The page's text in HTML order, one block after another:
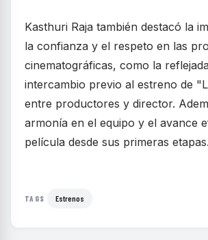
Kasthuri Raja también destacó la
la confianza y el respeto en las
cinematográficas, como la
intercambio previo al estreno de
entre productores y director.
armonía en el equipo y el avance
película desde sus primeras etapas.
TAGS Estrenos